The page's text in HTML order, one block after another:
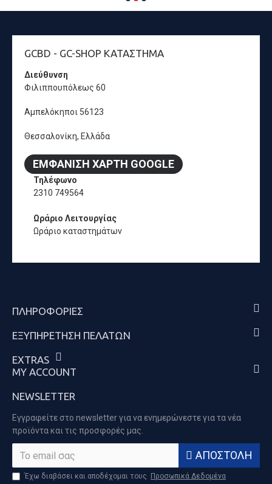
GCBD - GC-SHOP ΚΑΤΆΣΤΗΜΑ
Διεύθυνση
Φιλιππουπόλεως 60
Αμπελόκηποι 56123
Θεσσαλονίκη, Ελλάδα
ΕΜΦΆΝΙΣΗ ΧΆΡΤΗ GOOGLE
Τηλέφωνο
2310 749564
Ωράριο Λειτουργίας
Ωράριο καταστημάτων
ΠΛΗΡΟΦΟΡΊΕΣ
ΕΞΥΠΗΡΈΤΗΣΗ ΠΕΛΑΤΏΝ
EXTRAS
MY ACCOUNT
NEWSLETTER
Εγγραφείτε στο newsletter για να ενημερώνεστε για τα νέα
προϊόντα και τις προσφορές μας.
ΑΠΟΣΤΟΛΉ
Έχω διαβάσει και αποδέχομαι τους Προσωπικά Δεδομένα